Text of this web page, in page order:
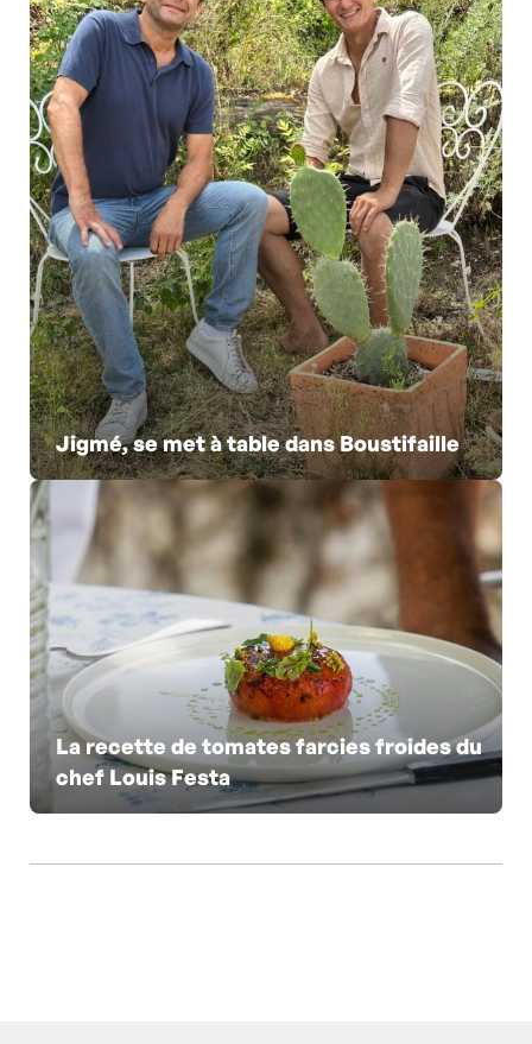
Jigmé, se met à table dans Boustifaille
La recette de tomates farcies froides du
chef Louis Festa